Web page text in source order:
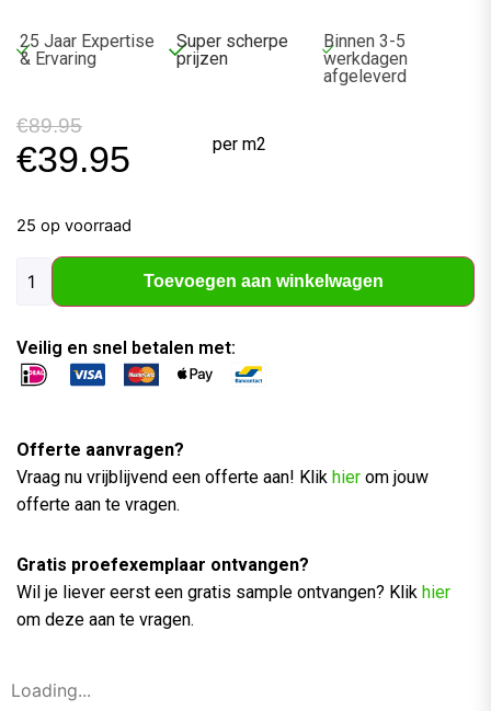
25 Jaar Expertise
& Ervaring
Super scherpe
prijzen
Binnen 3-5
werkdagen
afgeleverd
€89.95
€39.95 per m2
25 op voorraad
Toevoegen aan winkelwagen
Veilig en snel betalen met:
Offerte aanvragen?
Vraag nu vrijblijvend een offerte aan! Klik hier om jouw
offerte aan te vragen.
Gratis proefexemplaar ontvangen?
Wil je liever eerst een gratis sample ontvangen? Klik hier
om deze aan te vragen.
Loading...